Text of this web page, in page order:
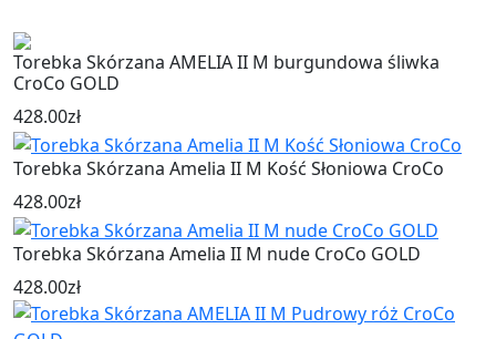
Torebka Skórzana AMELIA II M burgundowa śliwka
CroCo GOLD
428.00zł
Torebka Skórzana Amelia II M Kość Słoniowa CroCo
428.00zł
Torebka Skórzana Amelia II M nude CroCo GOLD
428.00zł